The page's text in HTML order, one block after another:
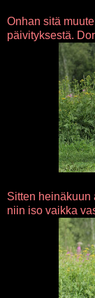
Onhan sitä
päivityksestä.
Sitten heinäkuun
niin iso vaikka